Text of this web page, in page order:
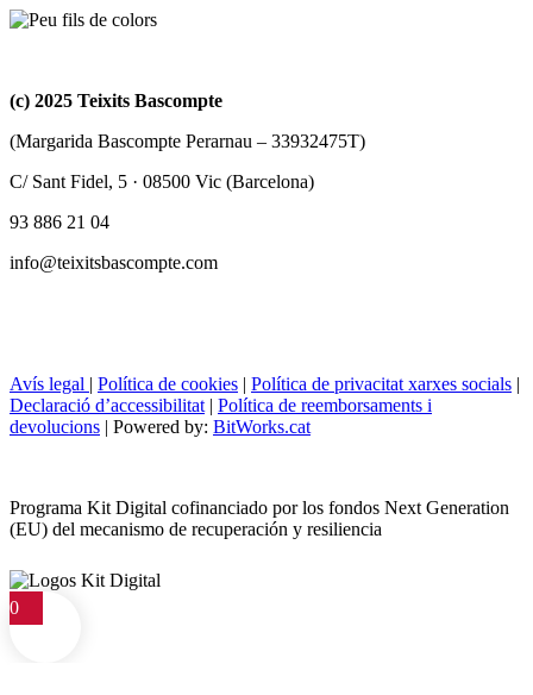
(c) 2025 Teixits Bascompte
(Margarida Bascompte Perarnau – 33932475T)
C/ Sant Fidel, 5 · 08500 Vic (Barcelona)
93 886 21 04
info@teixitsbascompte.com
Avís legal | Política de cookies | Política de privacitat xarxes socials |
Declaració d’accessibilitat | Política de reemborsaments i
devolucions | Powered by: BitWorks.cat
Programa Kit Digital cofinanciado por los fondos Next Generation
(EU) del mecanismo de recuperación y resiliencia
0